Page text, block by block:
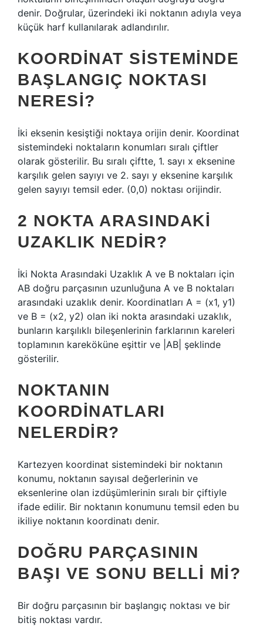
denir. Doğrular, üzerindeki iki noktanın adıyla veya
küçük harf kullanılarak adlandırılır.
KOORDINAT SISTEMINDE
BAŞLANGIÇ NOKTASI
NERESI?
İki eksenin kesiştiği noktaya orijin denir. Koordinat
sistemindeki noktaların konumları sıralı çiftler
olarak gösterilir. Bu sıralı çiftte, 1. sayı x eksenine
karşılık gelen sayıyı ve 2. sayı y eksenine karşılık
gelen sayıyı temsil eder. (0,0) noktası orijindir.
2 NOKTA ARASINDAKI
UZAKLIK NEDIR?
İki Nokta Arasındaki Uzaklık A ve B noktaları için
AB doğru parçasının uzunluğuna A ve B noktaları
arasındaki uzaklık denir. Koordinatları A = (x1, y1)
ve B = (x2, y2) olan iki nokta arasındaki uzaklık,
bunların karşılıklı bileşenlerinin farklarının kareleri
toplamının kareköküne eşittir ve |AB| şeklinde
gösterilir.
NOKTANIN
KOORDINATLARI
NELERDIR?
Kartezyen koordinat sistemindeki bir noktanın
konumu, noktanın sayısal değerlerinin ve
eksenlerine olan izdüşümlerinin sıralı bir çiftiyle
ifade edilir. Bir noktanın konumunu temsil eden bu
ikiliye noktanın koordinatı denir.
DOĞRU PARÇASININ
BAŞI VE SONU BELLI MI?
Bir doğru parçasının bir başlangıç ​​noktası ve bir
bitiş noktası vardır.